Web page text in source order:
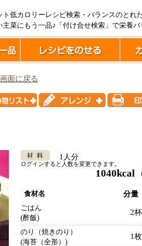
ト低カロリーレシピ検索・バランスのとれ
主菜にもう一品♪「付け合せ検索」で栄養バ
面に戻る
1人分
ログインすると人数を変更できます。
1040kcal
食材名 分量
ごはん
(酢飯)
2杯
のり（焼きのり）
(海苔（全形）)
1枚